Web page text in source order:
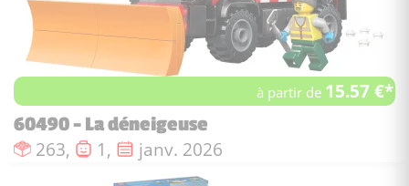
à partir de 15.57 €*
60490 - La déneigeuse
Nombre de pièces :
263, Nombre de figurines :
1, Date de sortie :
janv. 2026